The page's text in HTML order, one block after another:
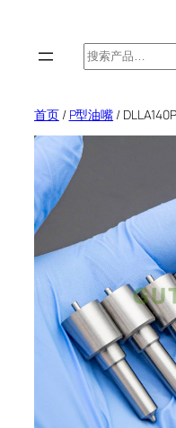
搜
索
首页/ P型油嘴 /